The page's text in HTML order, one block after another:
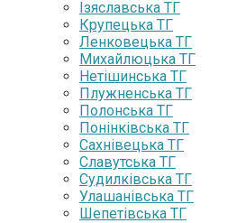
Ізяславська ТГ
Крупецька ТГ
Ленковецька ТГ
Михайлюцька ТГ
Нетішинська ТГ
Плужненська ТГ
Полонська ТГ
Понінківська ТГ
Сахнівецька ТГ
Славутська ТГ
Судилківська ТГ
Улашанівська ТГ
Шепетівська ТГ